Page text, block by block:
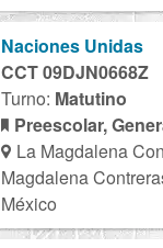
Naciones Unidas
CCT 09DJN0668Z
Turno: Matutino
Preescolar,
La Magdalena
Magdalena
México